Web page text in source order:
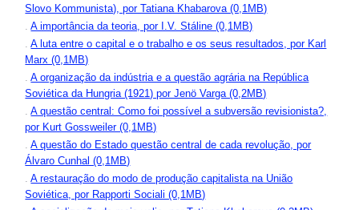
Slovo Kommunista), por Tatiana Khabarova (0,1MB)
.A importância da teoria, por I.V. Stáline (0,1MB)
.A luta entre o capital e o trabalho e os seus resultados, por Karl
Marx (0,1MB)
.A organização da indústria e a questão agrária na República
Soviética da Hungria (1921) por Jenö Varga (0,2MB)
.A questão central: Como foi possível a subversão revisionista?,
por Kurt Gossweiler (0,1MB)
.A questão do Estado questão central de cada revolução, por
Álvaro Cunhal (0,1MB)
.A restauração do modo de produção capitalista na União
Soviética, por Rapporti Sociali (0,1MB)